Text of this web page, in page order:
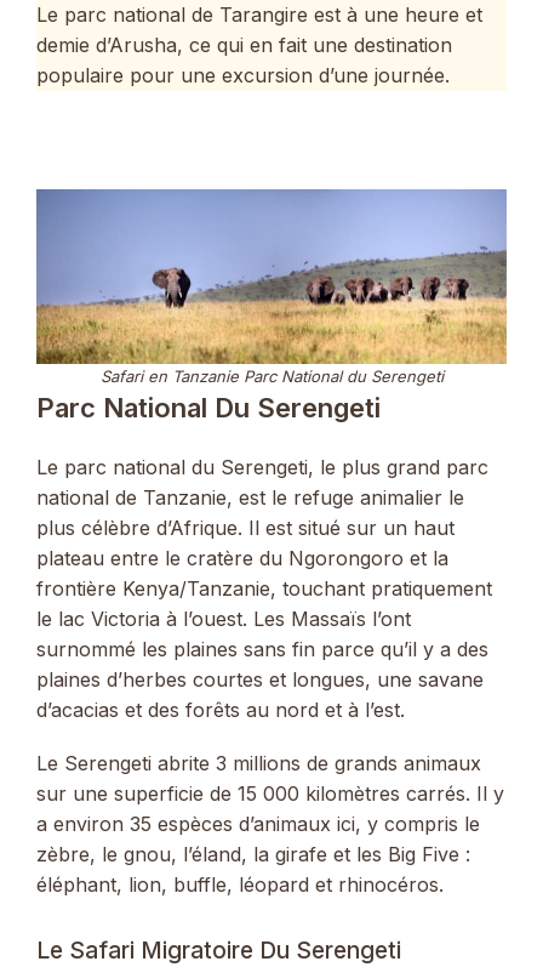
Le parc national de Tarangire est à une heure et
demie d’Arusha, ce qui en fait une destination
populaire pour une excursion d’une journée.
Safari en Tanzanie Parc National du Serengeti
Parc National Du Serengeti
Le parc national du Serengeti, le plus grand parc
national de Tanzanie, est le refuge animalier le
plus célèbre d’Afrique. Il est situé sur un haut
plateau entre le cratère du Ngorongoro et la
frontière Kenya/Tanzanie, touchant pratiquement
le lac Victoria à l’ouest. Les Massaïs l’ont
surnommé les plaines sans fin parce qu’il y a des
plaines d’herbes courtes et longues, une savane
d’acacias et des forêts au nord et à l’est.
Le Serengeti abrite 3 millions de grands animaux
sur une superficie de 15 000 kilomètres carrés. Il y
a environ 35 espèces d’animaux ici, y compris le
zèbre, le gnou, l’éland, la girafe et les Big Five :
éléphant, lion, buffle, léopard et rhinocéros.
Le Safari Migratoire Du Serengeti